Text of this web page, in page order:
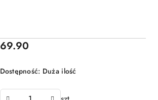
Cena:
69.90
Dostępność: Duża ilość